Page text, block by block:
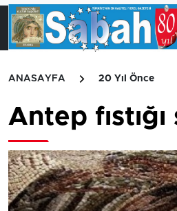
ANASAYFA 20 Yıl Önce
Antep